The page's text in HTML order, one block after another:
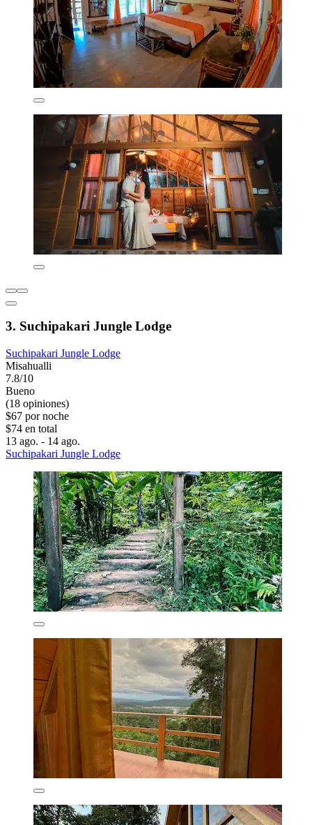
3. Suchipakari Jungle Lodge
Suchipakari Jungle Lodge
Misahualli
7.8/10
Bueno
(18 opiniones)
$67 por noche
$74 en total
13 ago. - 14 ago.
Suchipakari Jungle Lodge